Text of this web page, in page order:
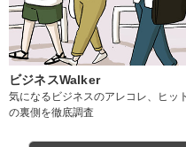
ビジネスWalker
気になるビジネスのアレコレ、ヒット
の裏側を徹底調査